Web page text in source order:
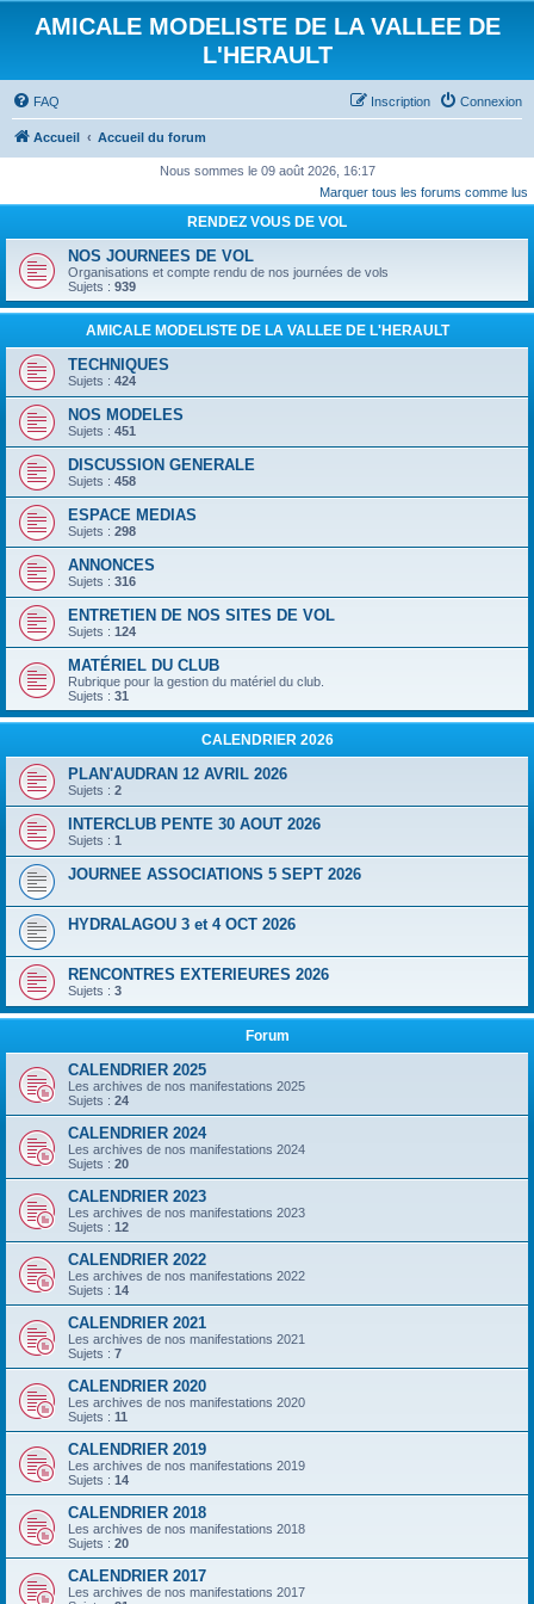
AMICALE MODELISTE DE LA VALLEE DE
L'HERAULT
FAQ Connexion
Inscription
Accueil Accueil du forum
Nous sommes le 09 août 2026, 16:17
Marquer tous les forums comme lus
RENDEZ VOUS DE VOL
NOS JOURNEES DE VOL
Organisations et compte rendu de nos journées de vols
Sujets : 939
AMICALE MODELISTE DE LA VALLEE DE L'HERAULT
TECHNIQUES
Sujets : 424
NOS MODELES
Sujets : 451
DISCUSSION GENERALE
Sujets : 458
ESPACE MEDIAS
Sujets : 298
ANNONCES
Sujets : 316
ENTRETIEN DE NOS SITES DE VOL
Sujets : 124
MATÉRIEL DU CLUB
Rubrique pour la gestion du matériel du club.
Sujets : 31
CALENDRIER 2026
PLAN'AUDRAN 12 AVRIL 2026
Sujets : 2
INTERCLUB PENTE 30 AOUT 2026
Sujets : 1
JOURNEE ASSOCIATIONS 5 SEPT 2026
HYDRALAGOU 3 et 4 OCT 2026
RENCONTRES EXTERIEURES 2026
Sujets : 3
Forum
CALENDRIER 2025
Les archives de nos manifestations 2025
Sujets : 24
CALENDRIER 2024
Les archives de nos manifestations 2024
Sujets : 20
CALENDRIER 2023
Les archives de nos manifestations 2023
Sujets : 12
CALENDRIER 2022
Les archives de nos manifestations 2022
Sujets : 14
CALENDRIER 2021
Les archives de nos manifestations 2021
Sujets : 7
CALENDRIER 2020
Les archives de nos manifestations 2020
Sujets : 11
CALENDRIER 2019
Les archives de nos manifestations 2019
Sujets : 14
CALENDRIER 2018
Les archives de nos manifestations 2018
Sujets : 20
CALENDRIER 2017
Les archives de nos manifestations 2017